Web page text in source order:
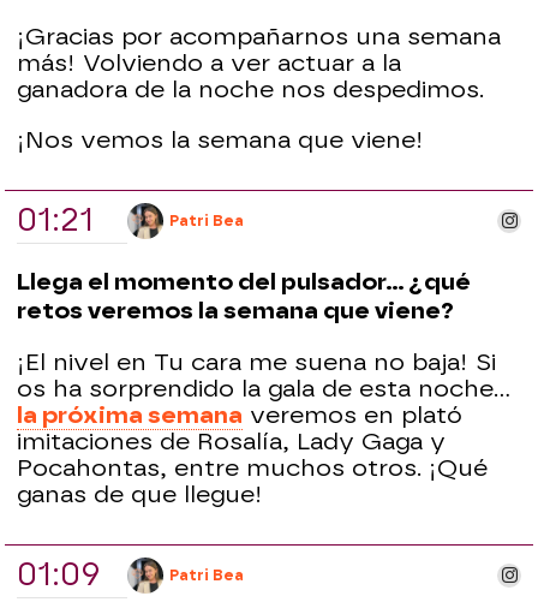
¡Gracias por acompañarnos una semana
más! Volviendo a ver actuar a la
ganadora de la noche nos despedimos.
¡Nos vemos la semana que viene!
01:21 Patri Bea
Llega el momento del pulsador... ¿qué
retos veremos la semana que viene?
¡El nivel en Tu cara me suena no baja! Si
os ha sorprendido la gala de esta noche...
la próxima semana veremos en plató
imitaciones de Rosalía, Lady Gaga y
Pocahontas, entre muchos otros. ¡Qué
ganas de que llegue!
01:09 Patri Bea